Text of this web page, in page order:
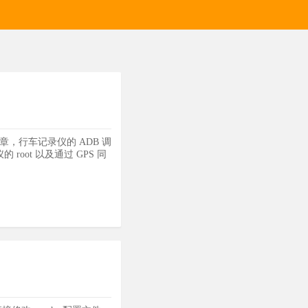
，行车记录仪的 ADB 调
root 以及通过 GPS 同